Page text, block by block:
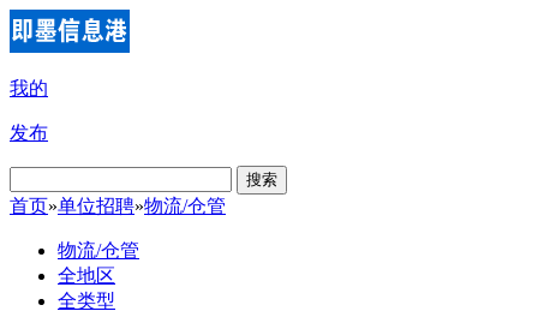
我的
发布
搜索
首页»单位招聘»物流/仓管
物流/仓管
全地区
全类型